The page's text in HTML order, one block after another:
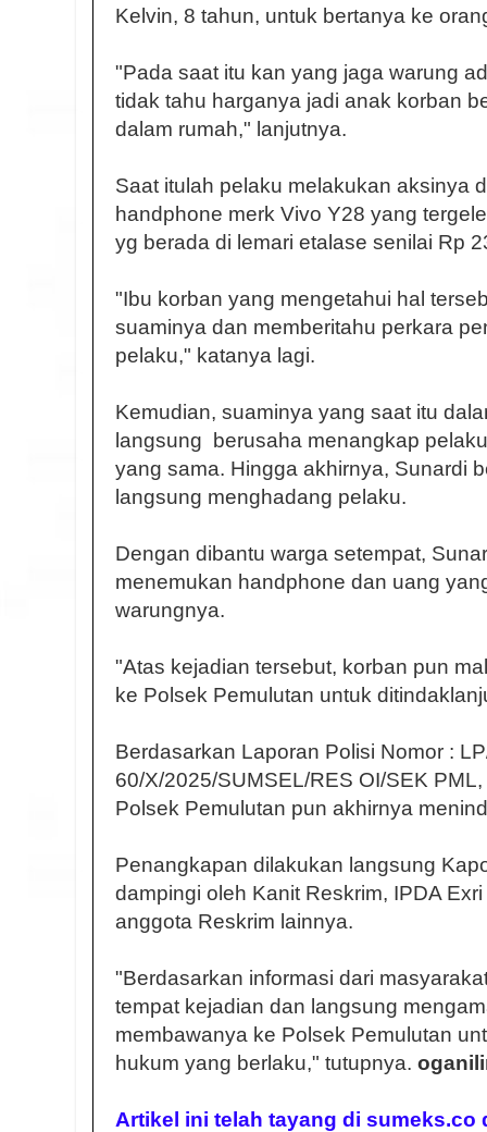
Kelvin, 8 tahun, untuk bertanya ke
"Pada saat itu kan yang jaga warung
tidak tahu harganya jadi anak korban
dalam rumah," lanjutnya.
Saat itulah pelaku melakukan aksinya
handphone merk Vivo Y28 yang
yg berada di lemari etalase senilai Rp
"Ibu korban yang mengetahui hal
suaminya dan memberitahu perkara
pelaku," katanya lagi.
Kemudian, suaminya yang saat itu
langsung berusaha menangkap
yang sama. Hingga akhirnya, Sunardi
langsung menghadang pelaku.
Dengan dibantu warga setempat,
menemukan handphone dan uang
warungnya.
"Atas kejadian tersebut, korban pun
ke Polsek Pemulutan untuk
Berdasarkan Laporan Polisi Nomor :
60/X/2025/SUMSEL/RES OI/SEK
Polsek Pemulutan pun akhirnya
Penangkapan dilakukan langsung
dampingi oleh Kanit Reskrim, IPDA
anggota Reskrim lainnya.
"Berdasarkan informasi dari
tempat kejadian dan langsung
membawanya ke Polsek Pemulutan
hukum yang berlaku," tutupnya.
Artikel ini telah tayang di sumeks.co